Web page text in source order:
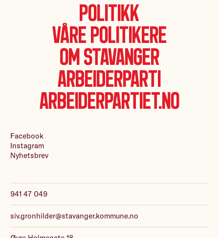
Politikk
Våre politikere
Om Stavanger
Arbeiderparti
Arbeiderpartiet.no
941 47 049
siv.gronhilder@stavanger.kommune.no
Facebook
Instagram
Nyhetsbrev